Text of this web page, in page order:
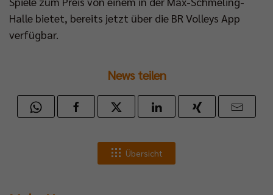
Halle bietet, bereits jetzt über die BR Volleys App
verfügbar.
News teilen
Übersicht